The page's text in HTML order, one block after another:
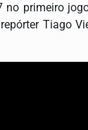
no primeiro
Tiago